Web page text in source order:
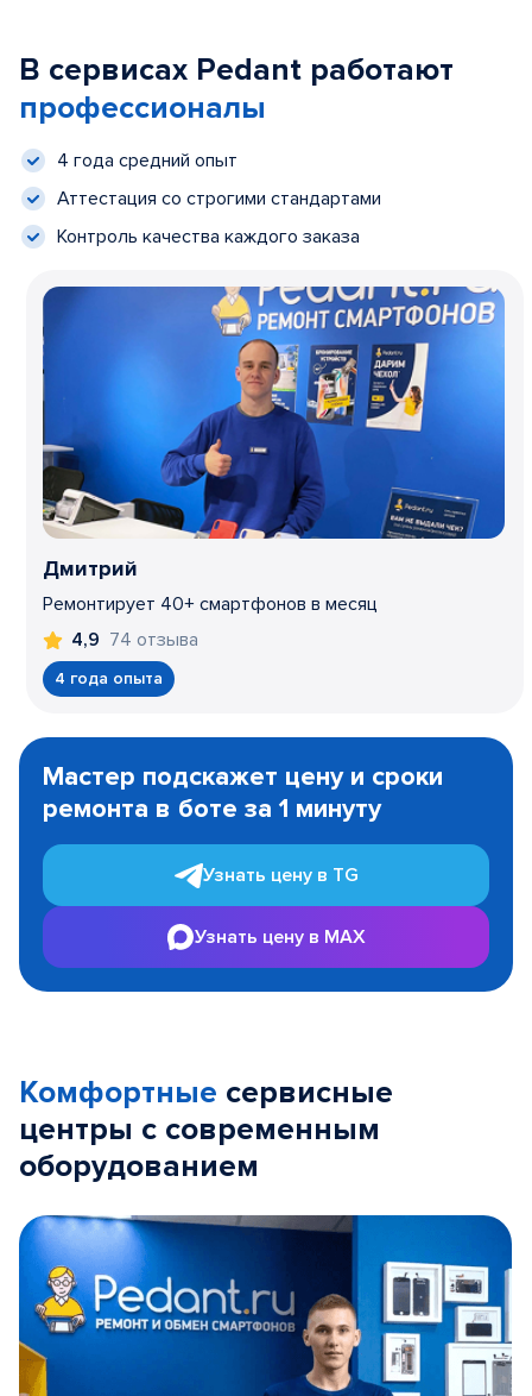
В сервисах Pedant работают
профессионалы
4 года средний опыт
Аттестация со строгими стандартами
Контроль качества каждого заказа
Дмитрий
Ремонтирует 40+ смартфонов в месяц
4,9 74 отзыва
4 года опыта
1
Мастер подскажет цену и сроки
ремонта в боте за 1 минуту
Узнать цену в TG
Узнать цену в MAX
Комфортные сервисные
центры с современным
оборудованием